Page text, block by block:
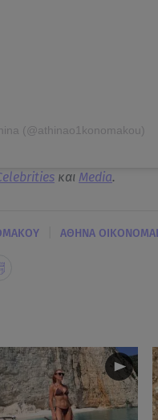
(@athinao1konomakou)
και Media.
ΑΘΗΝΑ